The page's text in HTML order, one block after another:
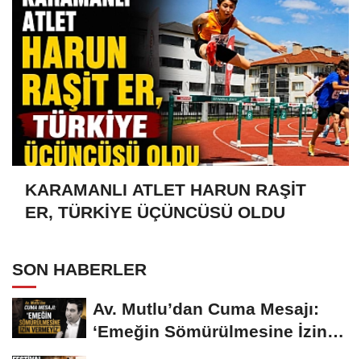
KARAMANLI ATLET HARUN RAŞİT
ER, TÜRKİYE ÜÇÜNCÜSÜ OLDU
SON HABERLER
Av. Mutlu’dan Cuma Mesajı:
‘Emeğin Sömürülmesine İzin